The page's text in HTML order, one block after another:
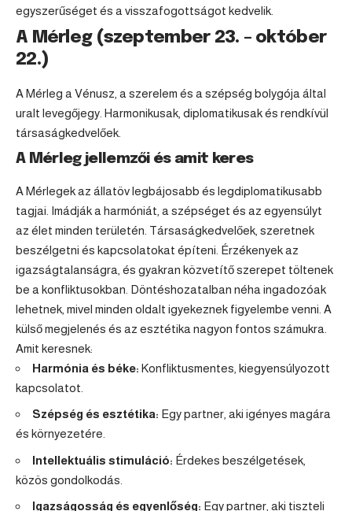
egyszerűséget és a visszafogottságot kedvelik.
A Mérleg (szeptember 23. – október
22.)
A Mérleg a Vénusz, a szerelem és a szépség bolygója által
uralt levegőjegy. Harmonikusak, diplomatikusak és rendkívül
társaságkedvelőek.
A Mérleg jellemzői és amit keres
A Mérlegek az állatöv legbájosabb és legdiplomatikusabb
tagjai. Imádják a harmóniát, a szépséget és az egyensúlyt
az élet minden területén. Társaságkedvelőek, szeretnek
beszélgetni és kapcsolatokat építeni. Érzékenyek az
igazságtalanságra, és gyakran közvetítő szerepet töltenek
be a konfliktusokban. Döntéshozatalban néha ingadozóak
lehetnek, mivel minden oldalt igyekeznek figyelembe venni. A
külső megjelenés és az esztétika nagyon fontos számukra.
Amit keresnek:
Harmónia és béke: Konfliktusmentes, kiegyensúlyozott
kapcsolatot.
Szépség és esztétika: Egy partner, aki igényes magára
és környezetére.
Intellektuális stimuláció: Érdekes beszélgetések,
közös gondolkodás.
Igazságosság és egyenlőség: Egy partner, aki tiszteli